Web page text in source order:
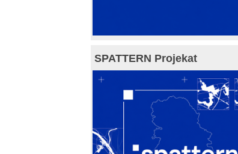
SPATTERN Projekat